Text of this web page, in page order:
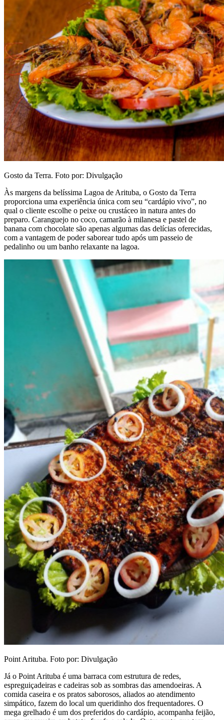
Gosto da Terra. Foto por: Divulgação
Às margens da belíssima Lagoa de Arituba, o Gosto da Terra
proporciona uma experiência única com seu “cardápio vivo”, no
qual o cliente escolhe o peixe ou crustáceo in natura antes do
preparo. Caranguejo no coco, camarão à milanesa e pastel de
banana com chocolate são apenas algumas das delícias oferecidas,
com a vantagem de poder saborear tudo após um passeio de
pedalinho ou um banho relaxante na lagoa.
Point Arituba. Foto por: Divulgação
Já o Point Arituba é uma barraca com estrutura de redes,
espreguiçadeiras e cadeiras sob as sombras das amendoeiras. A
comida caseira e os pratos saborosos, aliados ao atendimento
simpático, fazem do local um queridinho dos frequentadores. O
mega grelhado é um dos preferidos do cardápio, acompanha feijão,